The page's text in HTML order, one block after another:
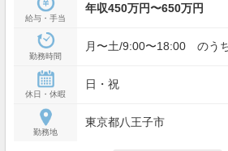
給与・手当
年収450万円〜650万円
勤務時間
月〜土/9:00〜18:00 のう
休日・休暇
日・祝
勤務地
東京都八王子市